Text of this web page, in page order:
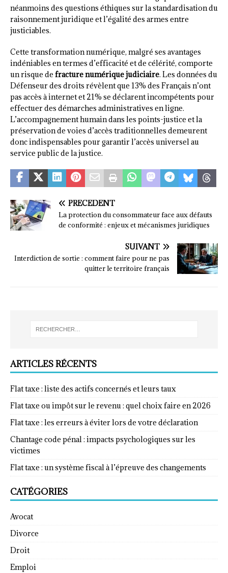
néanmoins des questions éthiques sur la standardisation du
raisonnement juridique et l’égalité des armes entre
justiciables.
Cette transformation numérique, malgré ses avantages
indéniables en termes d’efficacité et de célérité, comporte
un risque de fracture numérique judiciaire. Les données du
Défenseur des droits révèlent que 13% des Français n’ont
pas accès à internet et 21% se déclarent incompétents pour
effectuer des démarches administratives en ligne.
L’accompagnement humain dans les points-justice et la
préservation de voies d’accès traditionnelles demeurent
donc indispensables pour garantir l’accès universel au
service public de la justice.
PRÉCÉDENT
La protection du consommateur face aux défauts
de conformité : enjeux et mécanismes juridiques
SUIVANT
Interdiction de sortie : comment faire pour ne pas
quitter le territoire français
ARTICLES RÉCENTS
Flat taxe : liste des actifs concernés et leurs taux
Flat taxe ou impôt sur le revenu : quel choix faire en 2026
Flat taxe : les erreurs à éviter lors de votre déclaration
Chantage code pénal : impacts psychologiques sur les
victimes
Flat taxe : un système fiscal à l’épreuve des changements
CATÉGORIES
Avocat
Divorce
Droit
Emploi